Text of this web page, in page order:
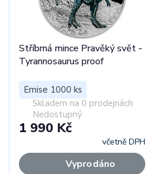
Stříbrná mince Pravěký svět -
Tyrannosaurus proof
Emise 1000 ks
Skladem na 0 prodejnách
Nedostupný
1 990 Kč
včetně DPH
Vyprodáno